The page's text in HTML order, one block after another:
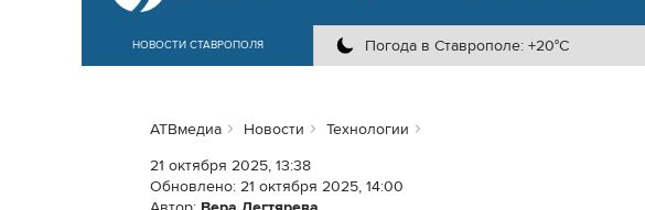
НОВОСТИ СТАВРОПОЛЯ Погода в Ставрополе: +20°C
АТВмедиа Новости
Технологии
21 октября 2025, 13:38
Обновлено: 21 октября 2025, 14:00